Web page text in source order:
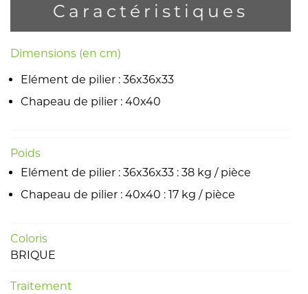
Caractéristiques
Dimensions (en cm)
Elément de pilier : 36x36x33
Chapeau de pilier : 40x40
Poids
Elément de pilier : 36x36x33 : 38 kg / pièce
Chapeau de pilier : 40x40 : 17 kg / pièce
Coloris
BRIQUE
Traitement